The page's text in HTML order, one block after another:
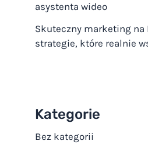
asystenta wideo
Skuteczny marketing na
strategie, które realnie
Kategorie
Bez kategorii